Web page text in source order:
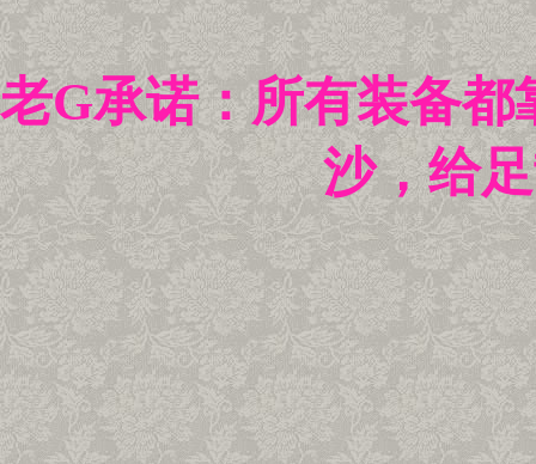
老G承诺：所有装备
沙，给